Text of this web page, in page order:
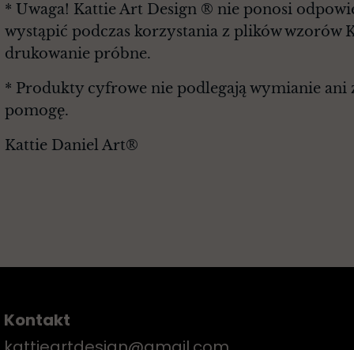
* Uwaga! Kattie Art Design ® nie ponosi
wystąpić podczas korzystania z plików wzorów
drukowanie próbne.
* Produkty cyfrowe nie podlegają wymianie ani
pomogę.
Kattie Daniel Art®
Kontakt